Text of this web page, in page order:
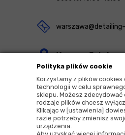
Polityka plików cookie
Korzystamy z plików cookies
technologii w celu
sklepu. Możesz zdecydować
rodzaje plików chcesz
Klikając w [ustawienia]
razie potrzeby zmienisz
urządzenia.
warszawa@detailing-
Magazyn Rekcin
Nomos Sp. z o.o. sp.k.
ul. Agrestowa 1
83-010 Rekcin